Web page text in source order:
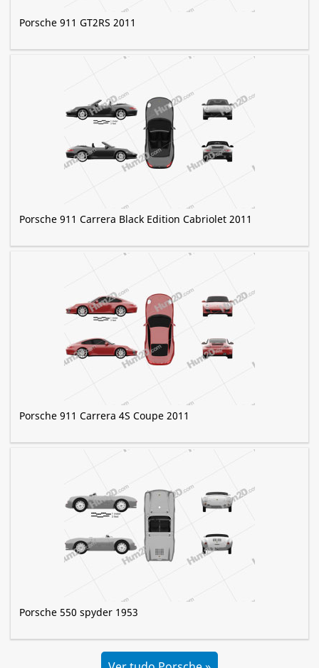
Porsche 911 GT2RS 2011
Porsche 911 Carrera Black Edition Cabriolet 2011
Porsche 911 Carrera 4S Coupe 2011
Porsche 550 spyder 1953